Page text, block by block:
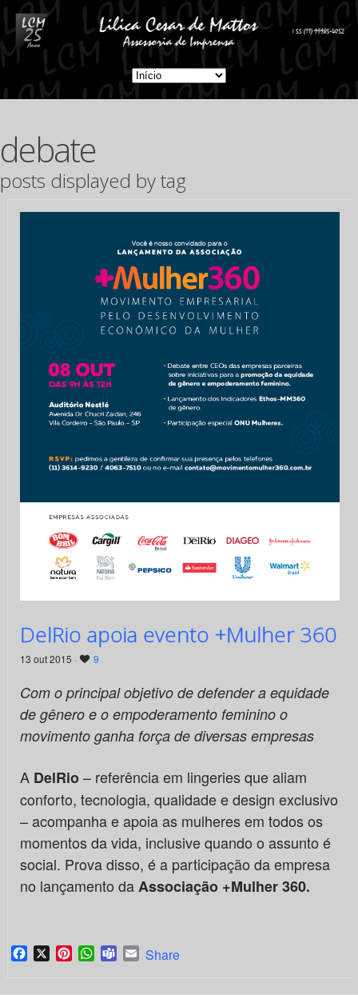
debate
posts displayed by tag
DelRio apoia evento +Mulher 360
13 out 2015 · 9
Com o principal objetivo de defender a equidade
de gênero e o empoderamento feminino o
movimento ganha força de diversas empresas
A DelRio– referência em lingeries que aliam
conforto, tecnologia, qualidade e design exclusivo
– acompanha e apoia as mulheres em todos os
momentos da vida, inclusive quando o assunto é
social. Prova disso, é a participação da empresa
no lançamento daAssociação +Mulher 360.
Facebook
X PinterestWhatsApp
TeamsEmail
Share